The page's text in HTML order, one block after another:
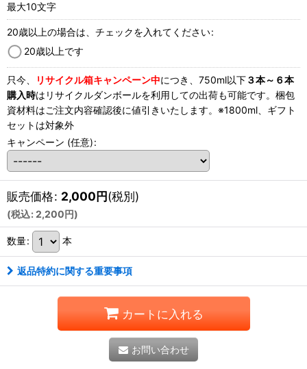
最大10文字
20歳以上の場合は、チェックを入れてください:
20歳以上です
只今、 リサイクル箱キャンペーン中につき、750ml以下３本～６本
購入時はリサイクルダンボールを利用しての出荷も可能です。梱包
資材料はご注文内容確認後に値引きいたします。※1800ml、ギフト
セットは対象外
キャンペーン (任意):
販売価格: 2,000円(税別)
(税込:2,200円)
数量: 本
返品特約に関する重要事項
カートに入れる
お問い合わせ